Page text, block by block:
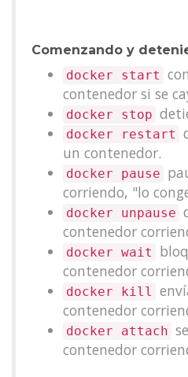
Comenzando y
docker start
contenedor si se
docker stop
docker restart
un contenedor.
docker pause
corriendo, "lo
docker unpause
contenedor
docker wait
contenedor
docker kill
contenedor
docker attach
contenedor